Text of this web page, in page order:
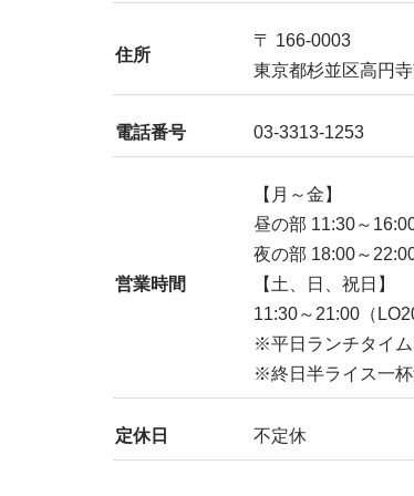
住所
〒 166-0003
東京都杉並区高円
電話番号 03-3313-1253
営業時間
【月～金】
昼の部 11:30～
夜の部 18:00～
【土、日、祝日】
11:30～21:00（
※平日ランチタイ
※終日半ライス一
定休日 不定休